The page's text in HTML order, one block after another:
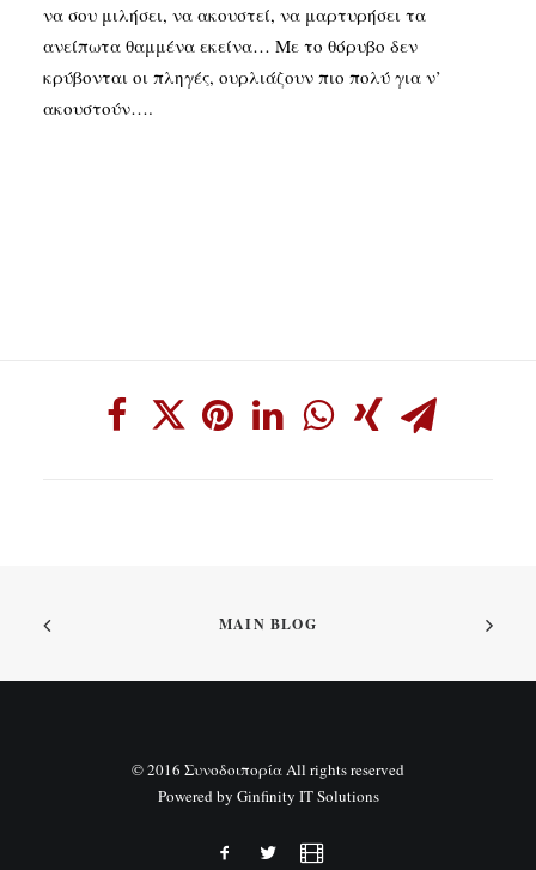
να σου μιλήσει, να ακουστεί, να μαρτυρήσει τα
ανείπωτα θαμμένα εκείνα… Με το θόρυβο δεν
κρύβονται οι πληγές, ουρλιάζουν πιο πολύ για ν’
ακουστούν….
MAIN BLOG
© 2016 Συνοδοιπορία All rights reserved
Powered by Ginfinity IT Solutions